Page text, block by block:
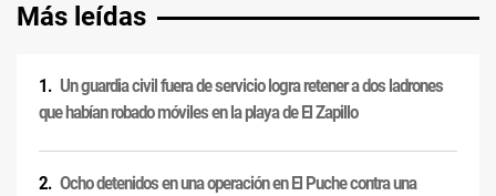
Más leídas
Un guardia civil fuera de servicio logra retener a dos ladrones
que habían robado móviles en la playa de El Zapillo
Ocho detenidos en una operación en El Puche contra una